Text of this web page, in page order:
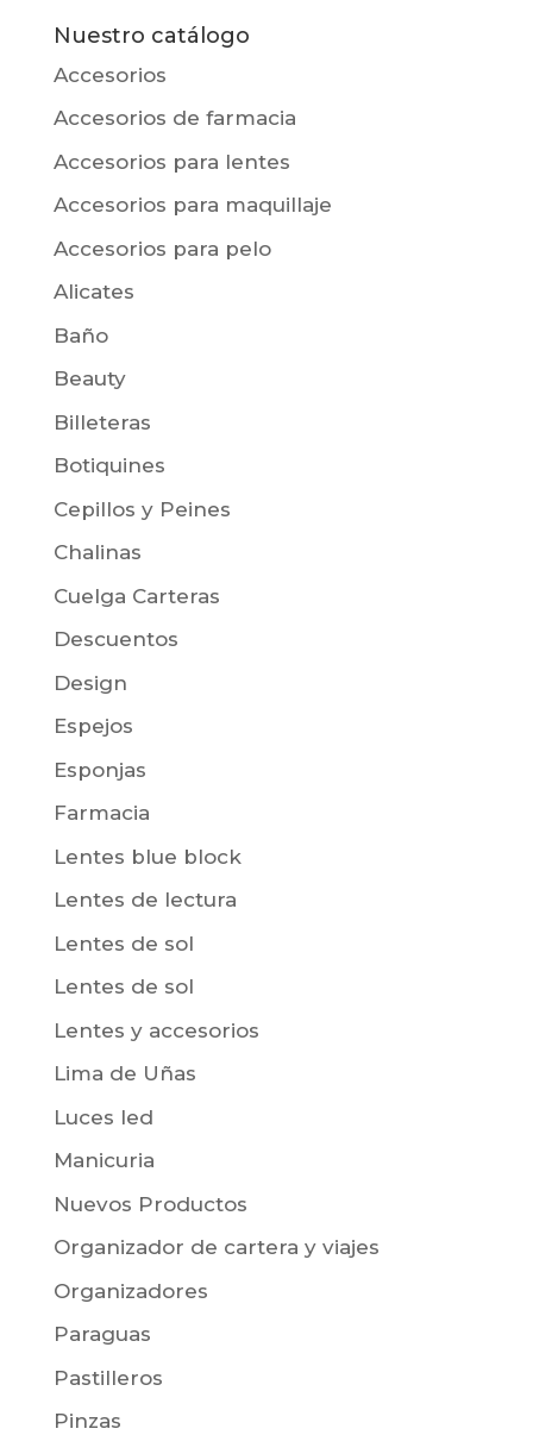
Nuestro catálogo
Accesorios
Accesorios de farmacia
Accesorios para lentes
Accesorios para maquillaje
Accesorios para pelo
Alicates
Baño
Beauty
Billeteras
Botiquines
Cepillos y Peines
Chalinas
Cuelga Carteras
Descuentos
Design
Espejos
Esponjas
Farmacia
Lentes blue block
Lentes de lectura
Lentes de sol
Lentes de sol
Lentes y accesorios
Lima de Uñas
Luces led
Manicuria
Nuevos Productos
Organizador de cartera y viajes
Organizadores
Paraguas
Pastilleros
Pinzas